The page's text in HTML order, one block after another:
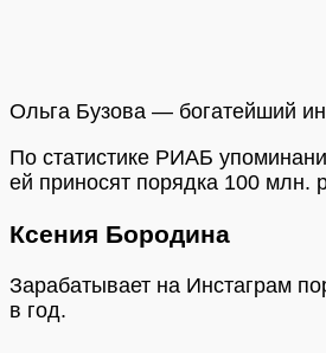
Ольга Бузова — богатейший
По статистике РИАБ
ей приносят порядка 100 млн.
Ксения Бородина
Зарабатывает на Инстаграм
в год.